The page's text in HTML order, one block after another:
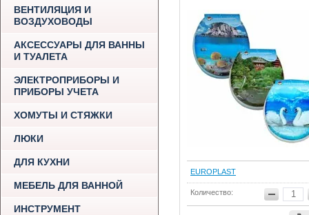
ВЕНТИЛЯЦИЯ И
ВОЗДУХОВОДЫ
АКСЕССУАРЫ ДЛЯ ВАННЫ
И ТУАЛЕТА
ЭЛЕКТРОПРИБОРЫ И
ПРИБОРЫ УЧЕТА
ХОМУТЫ И СТЯЖКИ
ЛЮКИ
ДЛЯ КУХНИ
МЕБЕЛЬ ДЛЯ ВАННОЙ
ИНСТРУМЕНТ
EUROPLAST
Количество: